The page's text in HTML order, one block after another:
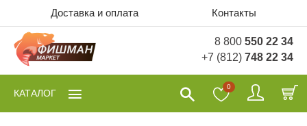
Доставка и оплата Контакты
8 800 550 22 34
+7 (812) 748 22 34
0
КАТАЛОГ